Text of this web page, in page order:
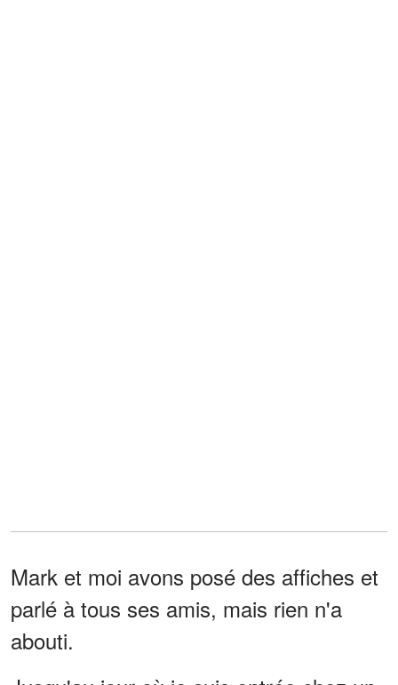
Mark et moi avons posé des affiches et
parlé à tous ses amis, mais rien n'a
abouti.